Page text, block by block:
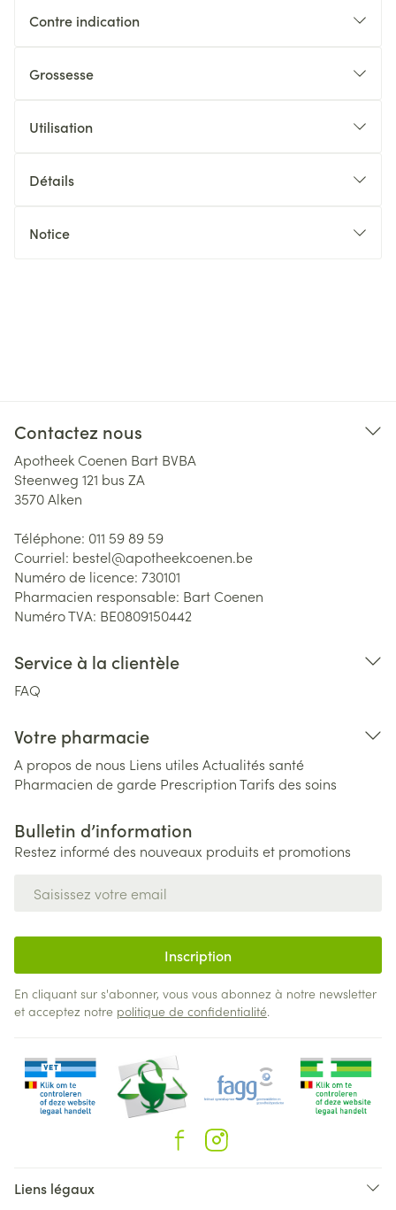
Contre indication
Grossesse
Utilisation
Détails
Notice
Contactez nous
Apotheek Coenen Bart BVBA
Steenweg 121 bus ZA
3570Alken
Téléphone: 011 59 89 59
Courriel: bestel@apotheekcoenen.be
Numéro de licence: 730101
Pharmacien responsable: Bart Coenen
Numéro TVA: BE0809150442
Service à la clientèle
FAQ
Votre pharmacie
A propos de nous Liens utiles Actualités santé
Pharmacien de garde PrescriptionTarifs des soins
Bulletin d’information
Restez informé des nouveaux produits et promotions
Inscription
En cliquant sur s'abonner, vous vous abonnez à notre newsletter
et acceptez notre politique de confidentialité.
Liens légaux